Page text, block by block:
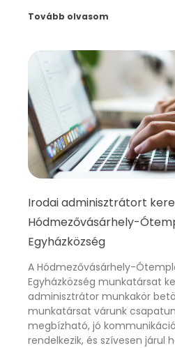
Tovább olvasom
Irodai adminisztrátort
Hódmezővásárhely-
Egyházközség
A Hódmezővásárhely-
Egyházközség munkatársat
adminisztrátor munkakör
munkatársat várunk
megbízható, jó
rendelkezik, és szívesen járul